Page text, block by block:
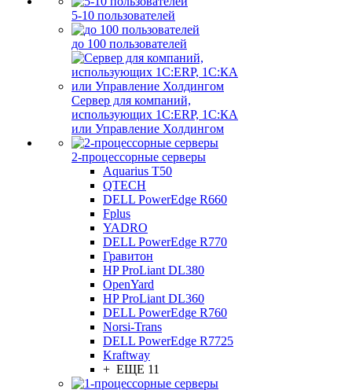
5-10 пользователей
до 100 пользователей
Сервер для компаний,
использующих 1C:ERP, 1С:КА
или Управление Холдингом
2-процессорные серверы
Aquarius T50
QTECH
DELL PowerEdge R660
Fplus
YADRO
DELL PowerEdge R770
Гравитон
HP ProLiant DL380
OpenYard
HP ProLiant DL360
DELL PowerEdge R760
Norsi-Trans
DELL PowerEdge R7725
Kraftway
+ ЕЩЕ 11